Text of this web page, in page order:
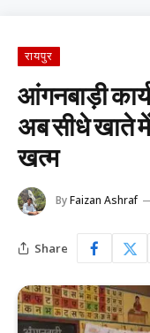
रायपुर
आंगनबाड़ी
अब सीधे खाते में
खत्म
ByFaizan Ashraf
Share